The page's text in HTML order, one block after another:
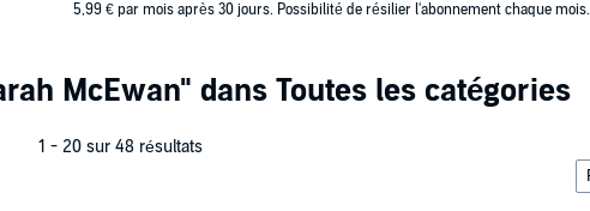
5,99 € par mois après 30 jours. Possibilité de résilier l'abonnement chaque mois.
McEwan" dans Toutes les catégories
1 - 20 sur 48 résultats